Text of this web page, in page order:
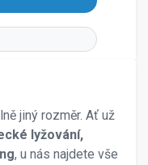
jiný rozměr. Ať už
lyžování,
, u nás najdete vše